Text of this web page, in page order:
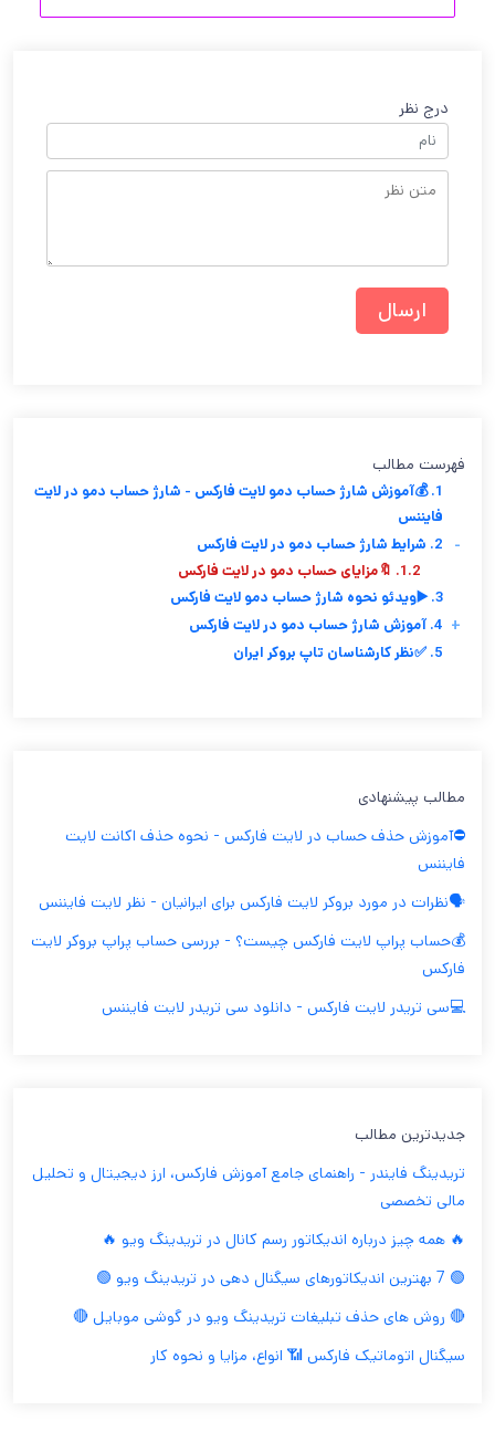
درج نظر
فهرست مطالب
1. 💰آموزش شارژ حساب دمو لایت فارکس - شارژ حساب دمو در لایت
فایننس
2. شرایط شارژ حساب دمو در لایت فارکس
-
1.2. 🔖مزایای حساب دمو در لایت فارکس
3. ▶️ویدئو نحوه شارژ حساب دمو لایت فارکس
4. آموزش شارژ حساب دمو در لایت فارکس +
5. ✅نظر کارشناسان تاپ بروکر ایران
مطالب پیشنهادی
⛔️آموزش حذف حساب در لایت فارکس - نحوه حذف اکانت لایت
فایننس
🗣️نظرات در مورد بروکر لایت فارکس برای ایرانیان - نظر لایت فایننس
💰حساب پراپ لایت فارکس چیست؟ - بررسی حساب پراپ بروکر لایت
فارکس
💻سی تریدر لایت فارکس - دانلود سی تریدر لایت فایننس
جدیدترین مطالب
تریدینگ فایندر - راهنمای جامع آموزش فارکس، ارز دیجیتال و تحلیل
مالی تخصصی
🔥 همه چیز درباره اندیکاتور رسم کانال در تریدینگ ویو 🔥
🟢 7 بهترین اندیکاتورهای سیگنال دهی در تریدینگ ویو 🟢
🔴 روش های حذف تبلیغات تریدینگ ویو در گوشی موبایل 🔴
سیگنال اتوماتیک فارکس 📶 انواع، مزایا و نحوه کار